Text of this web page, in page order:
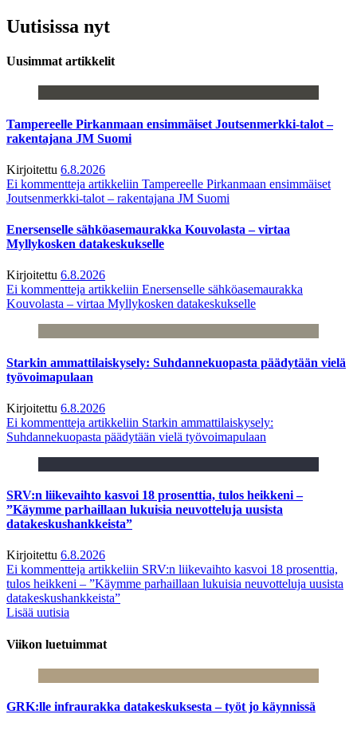
Uutisissa nyt
Uusimmat artikkelit
Tampereelle Pirkanmaan ensimmäiset Joutsenmerkki-talot –
rakentajana JM Suomi
Kirjoitettu 6.8.2026
Ei kommentteja artikkeliin Tampereelle Pirkanmaan ensimmäiset
Joutsenmerkki-talot – rakentajana JM Suomi
Enersenselle sähköasemaurakka Kouvolasta – virtaa
Myllykosken datakeskukselle
Kirjoitettu 6.8.2026
Ei kommentteja artikkeliin Enersenselle sähköasemaurakka
Kouvolasta – virtaa Myllykosken datakeskukselle
Starkin ammattilaiskysely: Suhdannekuopasta päädytään vielä
työvoimapulaan
Kirjoitettu 6.8.2026
Ei kommentteja artikkeliin Starkin ammattilaiskysely:
Suhdannekuopasta päädytään vielä työvoimapulaan
SRV:n liikevaihto kasvoi 18 prosenttia, tulos heikkeni –
”Käymme parhaillaan lukuisia neuvotteluja uusista
datakeskushankkeista”
Kirjoitettu 6.8.2026
Ei kommentteja artikkeliin SRV:n liikevaihto kasvoi 18 prosenttia,
tulos heikkeni – ”Käymme parhaillaan lukuisia neuvotteluja uusista
datakeskushankkeista”
Lisää uutisia
Viikon luetuimmat
GRK:lle infraurakka datakeskuksesta – työt jo käynnissä